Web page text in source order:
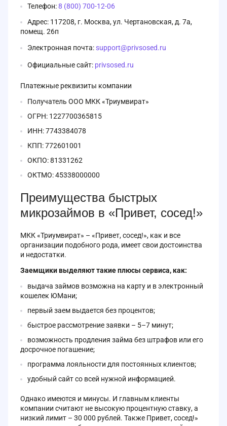
Телефон:8 (800) 700-12-06
Адрес: 117208, г. Москва, ул. Чертановская, д. 7а,
помещ. 26п
Электронная почта: support@privsosed.ru
Официальные сайт: privsosed.ru
Платежные реквизиты компании
Получатель ООО МКК «Триумвират»
ОГРН: 1227700365815
ИНН: 7743384078
КПП: 772601001
ОКПО: 81331262
ОКТМО: 45338000000
Преимущества быстрых
микрозаймов в «Привет, сосед!»
МКК «Триумвират» – «Привет, сосед!», как и все
организации подобного рода, имеет свои достоинства
и недостатки.
Заемщики выделяют такие плюсы сервиса, как:
выдача займов возможна на карту и в электронный
кошелек ЮМани;
первый заем выдается без процентов;
быстрое рассмотрение заявки – 5–7 минут;
возможность продления займа без штрафов или его
досрочное погашение;
программа лояльности для постоянных клиентов;
удобный сайт со всей нужной информацией.
Однако имеются и минусы. И главным клиенты
компании считают не высокую процентную ставку, а
низкий лимит – 30 000 рублей. Также Привет, сосед!»